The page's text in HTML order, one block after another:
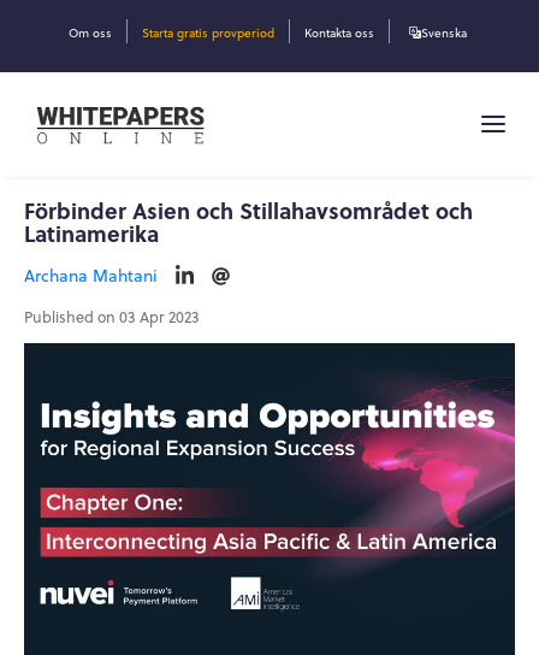
Om oss Starta gratis provperiod Kontakta oss Svenska
Förbinder Asien och Stillahavsområdet och
Latinamerika
Archana Mahtani
Published on 03 Apr 2023